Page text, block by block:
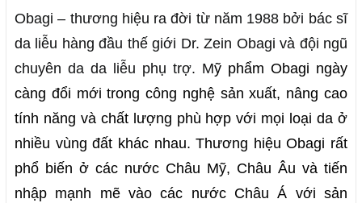
Obagi – thương hiệu ra đời từ năm 1988 bởi bác sĩ
da liễu hàng đầu thế giới Dr. Zein Obagi và đội ngũ
chuyên da da liễu phụ trợ. Mỹ phẩm Obagi ngày
càng đổi mới trong công nghệ sản xuất, nâng cao
tính năng và chất lượng phù hợp với mọi loại da ở
nhiều vùng đất khác nhau. Thương hiệu Obagi rất
phổ biến ở các nước Châu Mỹ, Châu Âu và tiến
nhập mạnh mẽ vào các nước Châu Á với sản